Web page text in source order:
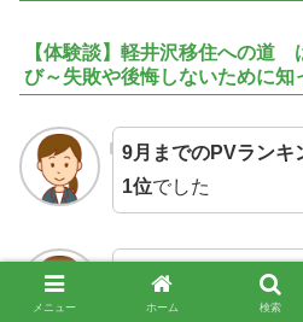
【体験談】軽井沢移住への道
び～失敗や後悔しないために知
9月までのPVランキ
1位でした
軽井沢に移住した結
からランクイン
メニュー ホーム 検索